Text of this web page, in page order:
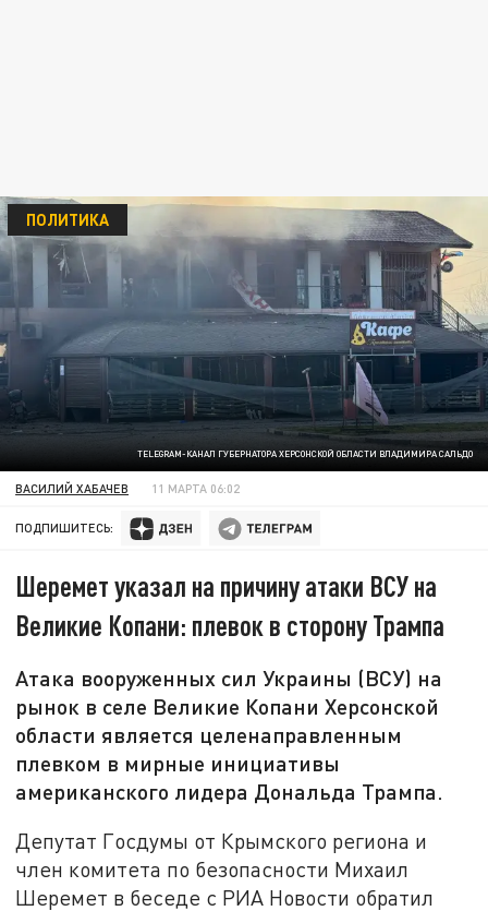
TELEGRAM-КАНАЛ ГУБЕРНАТОРА ХЕРСОНСКОЙ ОБЛАСТИ ВЛАДИМИРА САЛЬДО
ПОЛИТИКА
ВАСИЛИЙ ХАБАЧЕВ 11 МАРТА 06:02
ПОДПИШИТЕСЬ:
Шеремет указал на причину атаки ВСУ на
Великие Копани: плевок в сторону Трампа
Атака вооруженных сил Украины (ВСУ) на
рынок в селе Великие Копани Херсонской
области является целенаправленным
плевком в мирные инициативы
американского лидера Дональда Трампа.
Депутат Госдумы от Крымского региона и
член комитета по безопасности Михаил
Шеремет в беседе с РИА Новости обратил